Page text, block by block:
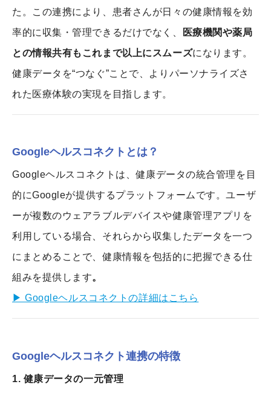
た。この連携により、患者さんが日々の健康情報を効
率的に収集・管理できるだけでなく、
医療機関や薬局
との情報共有もこれまで以上にスムーズになります。
健康データを“つなぐ”ことで、よりパーソナライズさ
れた医療体験の実現を目指します。
Googleヘルスコネクトとは？
Googleヘルスコネクトは、健康データの統合管理を目
的にGoogleが提供するプラットフォームです。ユーザ
ーが複数のウェアラブルデバイスや健康管理アプリを
利用している場合、それらから収集したデータを一つ
にまとめることで、健康情報を包括的に把握できる仕
組みを提供します。
▶ Googleヘルスコネクトの詳細はこちら
Googleヘルスコネクト連携の特徴
1. 健康データの一元管理